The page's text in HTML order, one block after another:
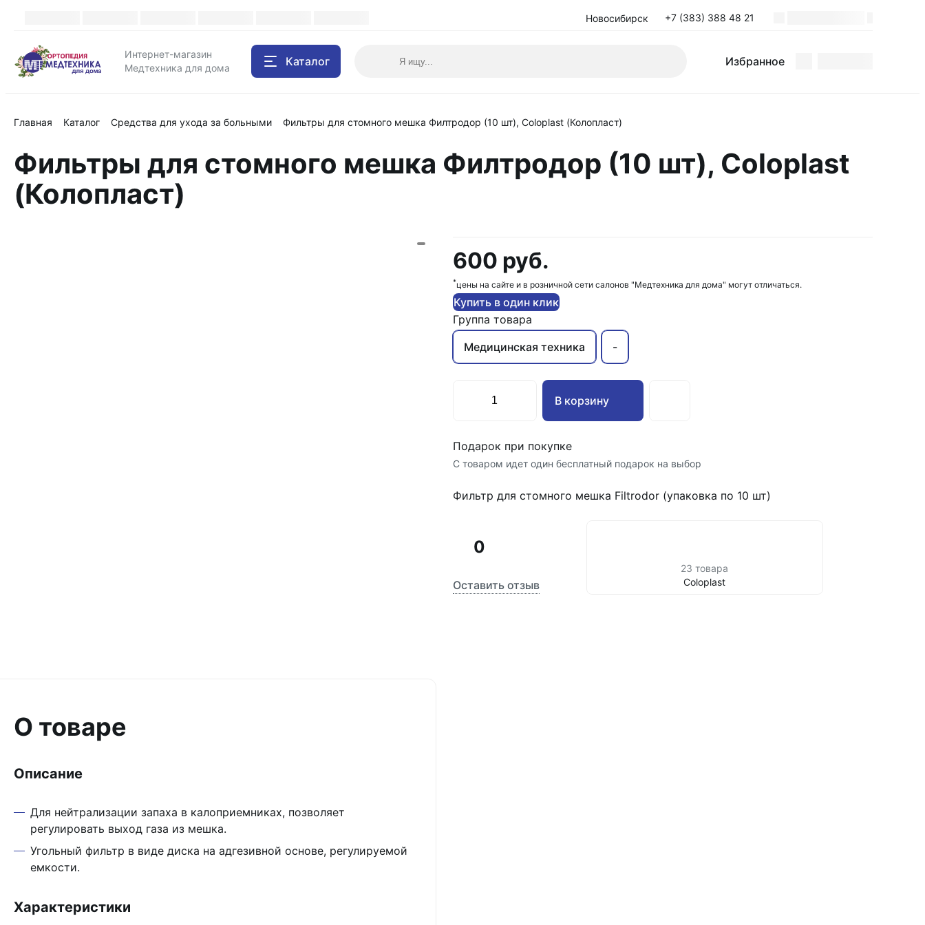
Новосибирск +7 (383) 388 48 21
Интернет-магазин
Медтехника для дома
Каталог Избранное
Главная Каталог Средства для ухода за больными Фильтры для стомного мешка Филтродор (10 шт), Coloplast (Колопласт)
Фильтры для стомного мешка Филтродор (10 шт), Coloplast
(Колопласт)
600 руб.
*цены на сайте и в розничной сети салонов "Медтехника для дома" могут отличаться.
Купить в один клик
Группа товара
Медицинская техника
-
В корзину
Подарок при покупке
С товаром идет один бесплатный подарок на выбор
Фильтр для стомного мешка Filtrodor (упаковка по 10 шт)
0
Оставить отзыв
23 товара
Coloplast
О товаре
Описание
Для нейтрализации запаха в калоприемниках, позволяет
регулировать выход газа из мешка.
Угольный фильтр в виде диска на адгезивной основе, регулируемой
емкости.
Характеристики